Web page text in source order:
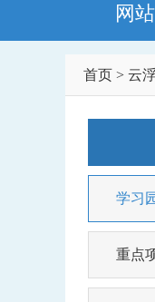
网
首页 > 云
学习
重点